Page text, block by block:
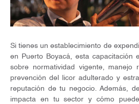
Si tienes un establecimiento de
en Puerto Boyacá, esta capacitación
sobre normatividad vigente, manejo
prevención del licor adulterado y
reputación de tu negocio. Además,
impacta en tu sector y cómo